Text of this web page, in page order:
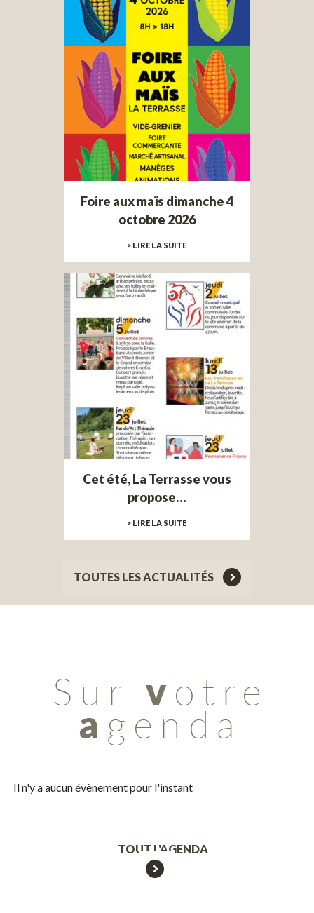
Foire aux maïs dimanche 4
octobre 2026
> LIRE LA SUITE
Cet été, La Terrasse vous
propose…
> LIRE LA SUITE
TOUTES LES ACTUALITÉS
Il n'y a aucun évènement pour l'instant
TOUT L'AGENDA